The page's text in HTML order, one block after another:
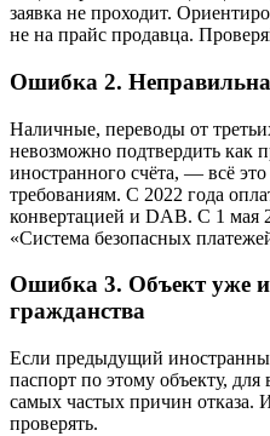
заявка не проходит.
не на прайс продавца.
Ошибка 2.
Наличные, переводы от
невозможно подтвердить как
иностранного счёта, — всё
требованиям. С 2022 года
конвертацией и DAB. С 1 мая
«Система безопасных
Ошибка 3. Объект уже
гражданства
Если предыдущий
паспорт по этому объекту,
самых частых причин отказа.
проверять.